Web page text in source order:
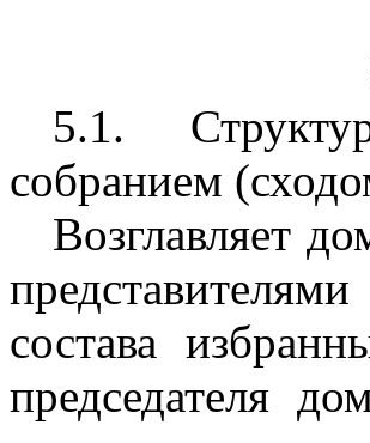
5.1.
собранием
Возглавляет
состава
председателя